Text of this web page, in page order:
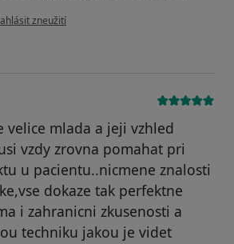
názoru uživatele Pacient
zneužití
velice mlada a jeji vzhled
vzdy zrovna pomahat pri
u pacientu..nicmene znalosti
dokaze tak perfektne
i zahranicni zkusenosti a
techniku jakou je videt